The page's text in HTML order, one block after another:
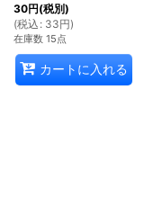
30円(税別)
(税込 : 33円)
在庫数 15点
カートに入れる